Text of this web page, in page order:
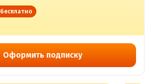
бесплатно
Оформить подписку